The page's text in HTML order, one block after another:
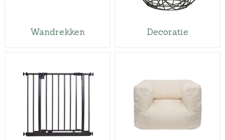
Wandrekken Decoratie